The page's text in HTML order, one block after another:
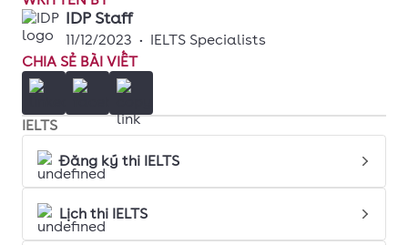
IDP Staff
11/12/2023 • IELTS Specialists
CHIA SẺ BÀI VIẾT
IELTS
Đăng ký thi IELTS
Lịch thi IELTS